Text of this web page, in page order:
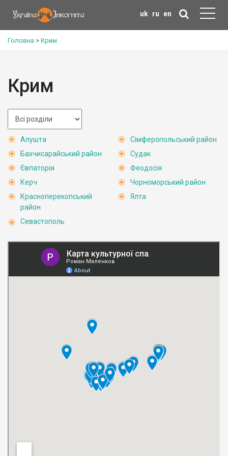
uk ru en
Головна > Крим
Крим
Алушта
Бахчисарайський район
Євпаторія
Керч
Красноперекопський
район
Севастополь
Сімферопольський район
Судак
Феодосія
Чорноморський район
Ялта